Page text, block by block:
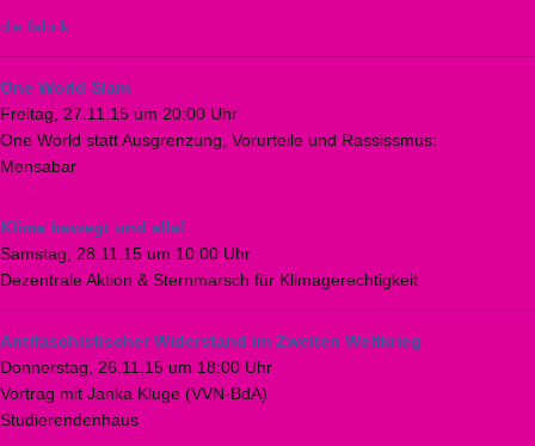
die fabrik
One World Slam
Freitag, 27.11.15 um 20:00 Uhr
One World statt Ausgrenzung, Vorurteile und Rassissmus:
Mensabar
Klima bewegt und alle!
Samstag, 28.11.15 um 10:00 Uhr
Dezentrale Aktion & Sternmarsch für Klimagerechtigkeit
Antifaschistischer Widerstand im Zweiten Weltkrieg
Donnerstag, 26.11.15 um 18:00 Uhr
Vortrag mit Janka Kluge (VVN-BdA)
Studierendenhaus